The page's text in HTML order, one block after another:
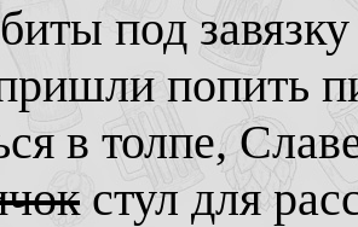
под
попить
в толпе,
стул для